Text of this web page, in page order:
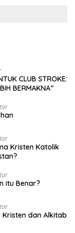
CLUB STROKE:
BERMAKNA”
Kristen Katolik
itu Benar?
dan Alkitab